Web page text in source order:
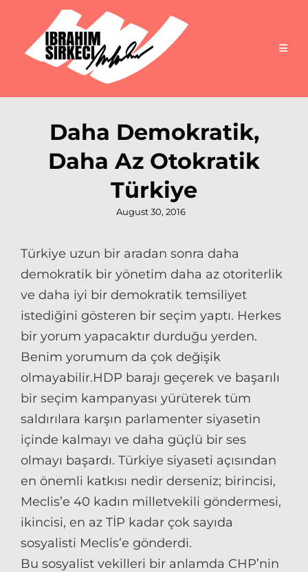
Daha Demokratik,
Daha Az Otokratik
Türkiye
Posted
August 30, 2016
Türkiye uzun bir aradan sonra daha
demokratik bir yönetim daha az otoriterlik
ve daha iyi bir demokratik temsiliyet
istediğini gösteren bir seçim yaptı. Herkes
bir yorum yapacaktır durduğu yerden.
Benim yorumum da çok değişik
olmayabilir.HDP barajı geçerek ve başarılı
bir seçim kampanyası yürüterek tüm
saldırılara karşın parlamenter siyasetin
içinde kalmayı ve daha güçlü bir ses
olmayı başardı. Türkiye siyaseti açısından
en önemli katkısı nedir derseniz; birincisi,
Meclis’e 40 kadın milletvekili göndermesi,
ikincisi, en az TİP kadar çok sayıda
sosyalisti Meclis’e gönderdi.
Bu sosyalist vekilleri bir anlamda CHP’nin